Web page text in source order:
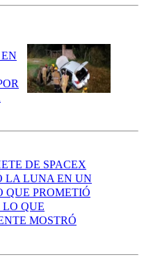
DE SPACEX
LA LUNA EN UN
QUE PROMETIÓ
QUE
MOSTRÓ